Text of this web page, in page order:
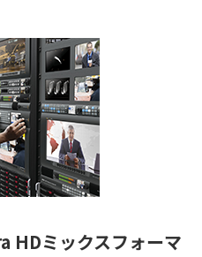
HDミックスフォーマ